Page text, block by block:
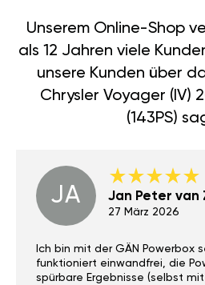
Unserem Online-Shop
als 12 Jahren viele
unsere Kunden über
Chrysler Voyager (IV)
(143PS)
JA Jan Peter van
27 März 2026
Ich bin mit der GÄN Powerbox
funktioniert einwandfrei, die
spürbare Ergebnisse (selbst